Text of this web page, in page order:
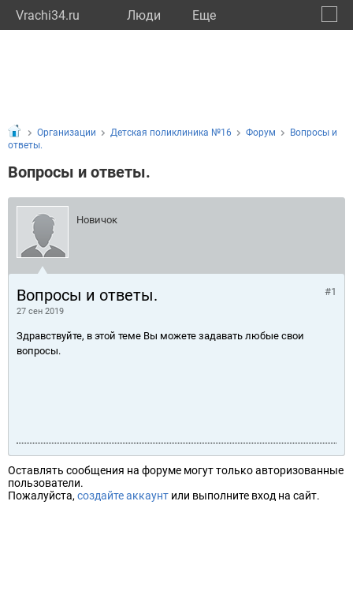
Vrachi34.ru Люди Eще
Организации Детская поликлиника №16 Форум
Вопросы и
ответы.
Вопросы и ответы.
Новичок
Вопросы и ответы.
27 сен 2019
#1
Здравствуйте, в этой теме Вы можете задавать любые свои
вопросы.
Оставлять сообщения на форуме могут только авторизованные
пользователи.
Пожалуйста, создайте аккаунт или выполните вход на сайт.